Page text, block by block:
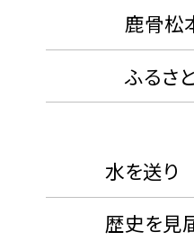
鹿骨松本 大
ふるさとは
水を送り
歴史を見届